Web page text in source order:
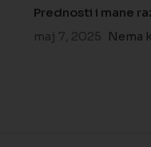
Prednosti i mane
maj 7, 2025 Nema